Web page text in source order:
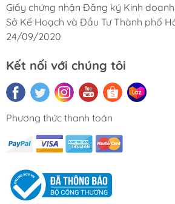
Giấy chứng nhận Đăng ký Kinh doanh
Sở Kế Hoạch và Đầu Tư Thành phố
24/09/2020
Kết nối với chúng tôi
Phương thức thanh toán